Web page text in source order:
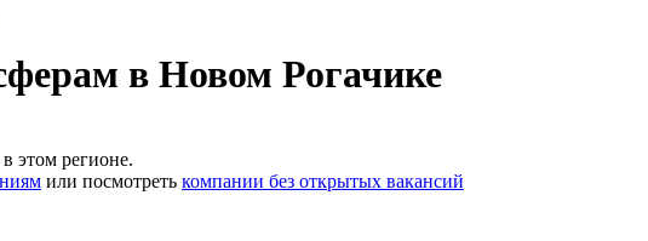
в Новом Рогачике
этом регионе.
или посмотреть компании без открытых вакансий